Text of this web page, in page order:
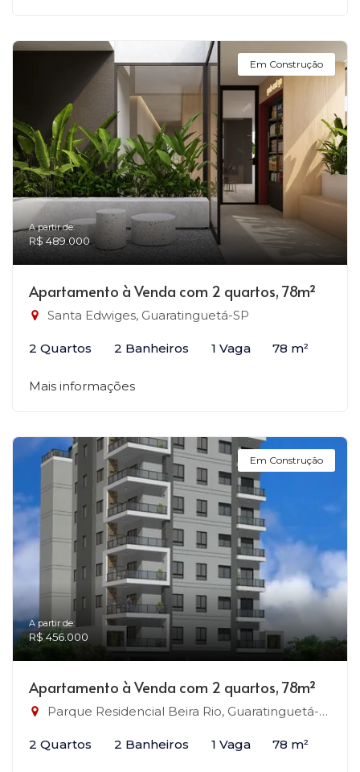
Em Construção
A partir de:
R$ 489.000
Apartamento à Venda com 2 quartos, 78m²
Santa Edwiges, Guaratinguetá-SP
2 Quartos 2 Banheiros 1 Vaga 78 m²
Mais informações
Em Construção
A partir de:
R$ 456.000
Apartamento à Venda com 2 quartos, 78m²
Parque Residencial Beira Rio, Guaratinguetá-SP
2 Quartos 2 Banheiros 1 Vaga 78 m²